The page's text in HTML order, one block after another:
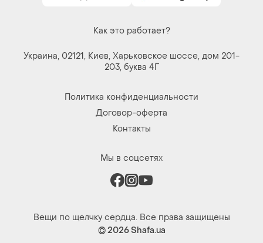
Как это работает?
Украина, 02121, Киев, Харьковское шоссе, дом 201-
203, буква 4Г
Политика конфиденциальности
Договор-оферта
Контакты
Мы в соцсетях
Вещи по щелчку сердца. Все права защищены
© 2026Shafa.ua